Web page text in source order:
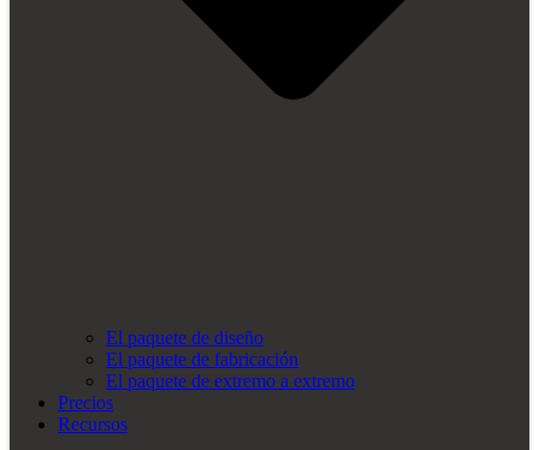
El paquete de diseño
El paquete de fabricación
El paquete de extremo a extremo
Precios
Recursos